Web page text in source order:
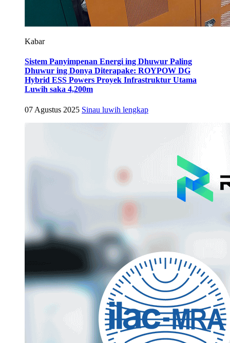
Kabar
Sistem Panyimpenan Energi ing Dhuwur Paling
Dhuwur ing Donya Diterapake: ROYPOW DG
Hybrid ESS Powers Proyek Infrastruktur Utama
Luwih saka 4,200m
07 Agustus 2025 Sinau luwih lengkap